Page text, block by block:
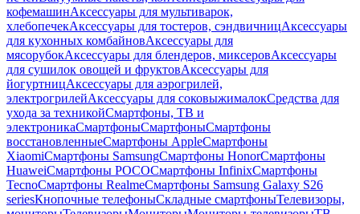
кофемашинАксессуары для мультиварок,
хлебопечекАксессуары для тостеров, сэндвичницАксессуары
для кухонных комбайновАксессуары для
мясорубокАксессуары для блендеров, миксеровАксессуары
для сушилок овощей и фруктовАксессуары для
йогуртницАксессуары для аэрогрилей,
электрогрилейАксессуары для соковыжималокСредства для
ухода за техникойСмартфоны, ТВ и
электроникаСмартфоныСмартфоныСмартфоны
восстановленныеСмартфоны AppleСмартфоны
XiaomiСмартфоны SamsungСмартфоны HonorСмартфоны
HuaweiСмартфоны POCOСмартфоны InfinixСмартфоны
TecnoСмартфоны RealmeСмартфоны Samsung Galaxy S26
seriesКнопочные телефоныСкладные смартфоныТелевизоры,